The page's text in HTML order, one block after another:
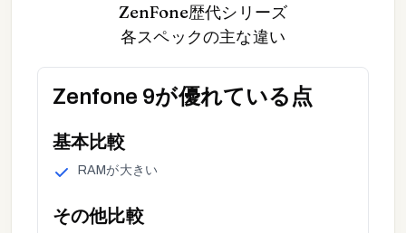
ZenFone歴代シリーズ
各スペックの主な違い
Zenfone 9が優れている点
基本比較
RAMが大きい
その他比較